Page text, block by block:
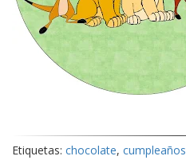
Etiquetas: chocolate, cumpleaños